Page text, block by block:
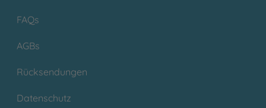
FAQs
AGBs
Rücksendungen
Datenschutz